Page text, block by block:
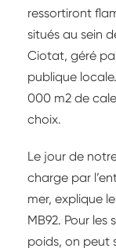
ressortiront
situés au sein
Ciotat, géré
publique
000 m2 de
choix.
Le jour de
charge par
mer, explique
MB92. Pour les
poids, on peut